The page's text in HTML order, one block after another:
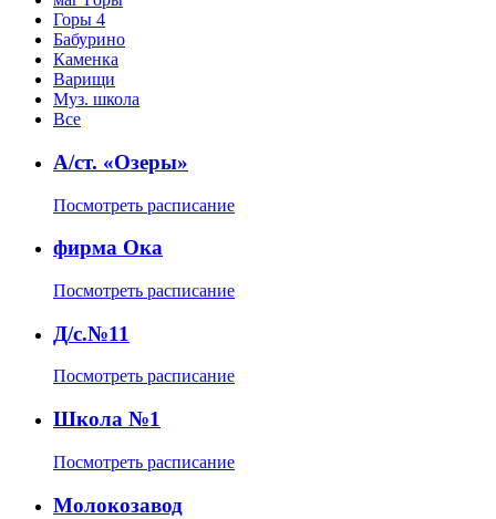
Горы 4
Бабурино
Каменка
Варищи
Муз. школа
Все
А/cт. «Озеры»
Посмотреть расписание
фирма Ока
Посмотреть расписание
Д/с.№11
Посмотреть расписание
Школа №1
Посмотреть расписание
Молокозавод